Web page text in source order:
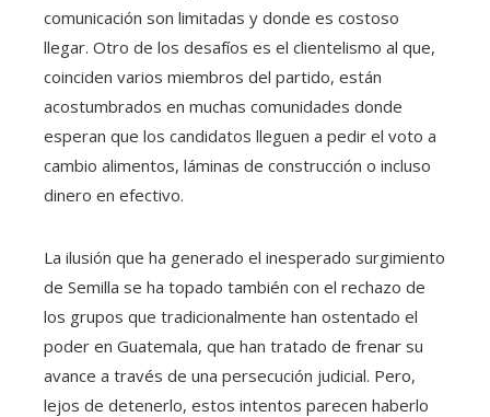
comunicación son limitadas y donde es costoso
llegar. Otro de los desafíos es el clientelismo al que,
coinciden varios miembros del partido, están
acostumbrados en muchas comunidades donde
esperan que los candidatos lleguen a pedir el voto a
cambio alimentos, láminas de construcción o incluso
dinero en efectivo.
La ilusión que ha generado el inesperado surgimiento
de Semilla se ha topado también con el rechazo de
los grupos que tradicionalmente han ostentado el
poder en Guatemala, que han tratado de frenar su
avance a través de una persecución judicial. Pero,
lejos de detenerlo, estos intentos parecen haberlo